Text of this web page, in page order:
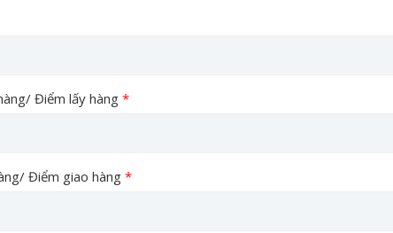
Điểm lấy hàng *
Điểm giao hàng *